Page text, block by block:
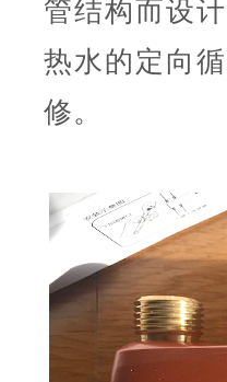
管结构而设
热水的定向
修。